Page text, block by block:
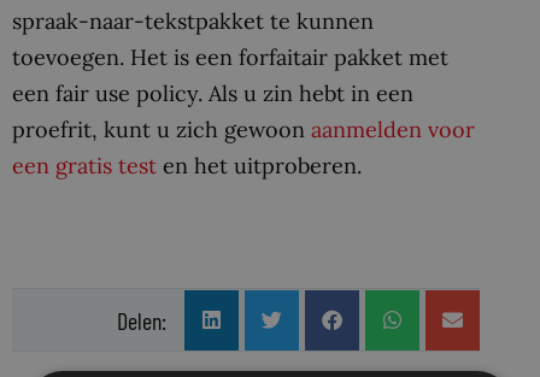
spraak-naar-tekstpakket te kunnen
toevoegen. Het is een forfaitair pakket met
een fair use policy. Als u zin hebt in een
proefrit, kunt u zich gewoon aanmelden voor
een gratis test en het uitproberen.
Delen: